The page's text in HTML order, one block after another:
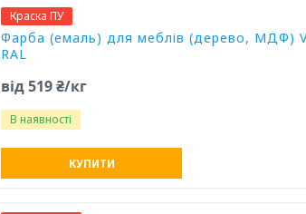
Краска ПУ
Фарба (емаль) для меблів (дерево, МДФ)
RAL
від 519 ₴/кг
В наявності
КУПИТИ